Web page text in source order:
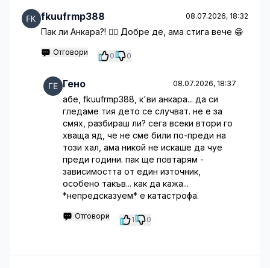
fkuufrmp388 08.07.2026, 18:32
Пак ли Анкара?! 🤦‍♀️ Добре де, ама стига вече 😁
Отговори 0 0
Гено 08.07.2026, 18:37
абе, fkuufrmp388, к'ви анкара... да си
гледаме тия дето се случват. не е за
смях, разбираш ли? сега всеки втори го
хваща яд, че не сме били по-преди на
този хал, ама никой не искаше да чуе
преди години. пак ще повтарям -
зависимостта от един източник,
особено такъв... как да кажа...
*непредсказуем* е катастрофа.
Отговори 1 0